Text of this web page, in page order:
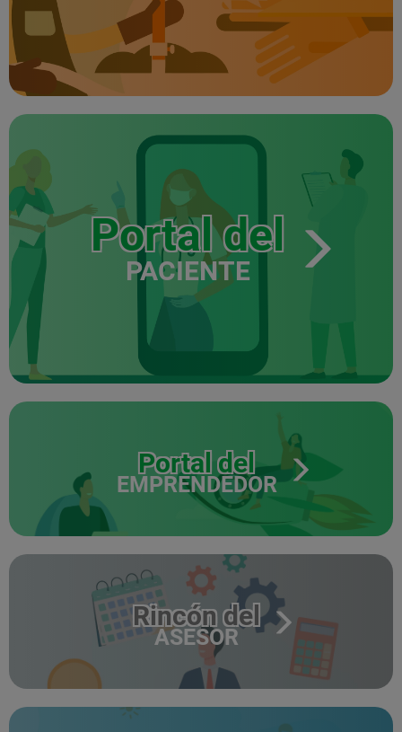
Portal del
PACIENTE
Portal del
EMPRENDEDOR
Rincón del
ASESOR